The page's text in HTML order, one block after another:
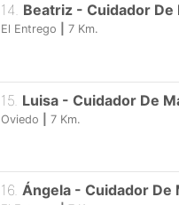
14. Beatriz - Cuidador De
El Entrego 7 Km.
15 Luisa - Cuidador De
Oviedo 7 Km.
16 Ángela - Cuidador De